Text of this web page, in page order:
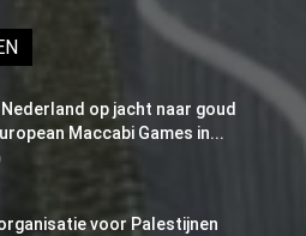
op jacht naar goud
Maccabi Games in...
voor Palestijnen